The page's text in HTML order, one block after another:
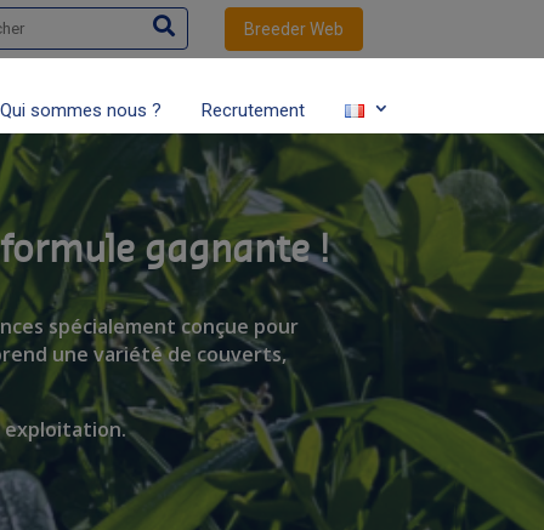
Breeder Web
Qui sommes nous ? Recrutement
gagnante !
spécialement conçue pour
une variété de couverts,
exploitation.